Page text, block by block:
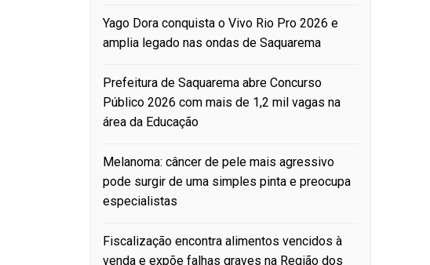
Yago Dora conquista o Vivo Rio Pro 2026 e
amplia legado nas ondas de Saquarema
Prefeitura de Saquarema abre Concurso
Público 2026 com mais de 1,2 mil vagas na
área da Educação
Melanoma: câncer de pele mais agressivo
pode surgir de uma simples pinta e preocupa
especialistas
Fiscalização encontra alimentos vencidos à
venda e expõe falhas graves na Região dos